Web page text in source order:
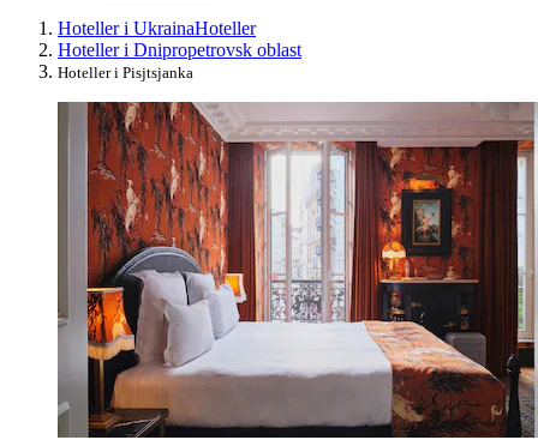
Hoteller i UkrainaHoteller
Hoteller i Dnipropetrovsk oblast
Hoteller i Pisjtsjanka